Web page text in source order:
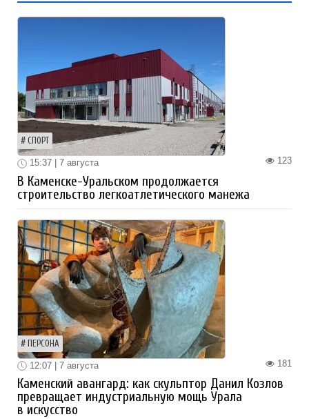
СПОРТ
123
15:37 | 7 августа
В Каменске-Уральском продолжается
строительство легкоатлетического манежа
ПЕРСОНА
181
12:07 | 7 августа
Каменский авангард: как скульптор Данил Козлов
превращает индустриальную мощь Урала
в искусство